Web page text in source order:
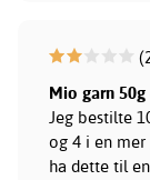
Mio garn 50g
Jeg bestilte
og 4 i en
ha dette til